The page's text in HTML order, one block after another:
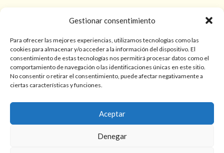
Gestionar consentimiento
Para ofrecer las mejores experiencias, utilizamos tecnologías como las
cookies para almacenar y/o acceder a la información del dispositivo. El
consentimiento de estas tecnologías nos permitirá procesar datos como el
comportamiento de navegación o las identificaciones únicas en este sitio.
No consentir o retirar el consentimiento, puede afectar negativamente a
ciertas características y funciones.
Aceptar
Denegar
Sólo para mayores de 18 años. Las lecturas de cartas, hechizos,
amarres, endulzamientos, videncias y predicciones tienen
finalidad de entretenimiento y/o ayuda personal. Estos
psiquiátrica, financiera o legal. El resultado de cada servicio
puede variar de una persona a otra.